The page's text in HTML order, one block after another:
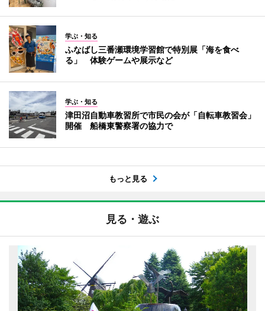
学ぶ・知る
ふなばし三番瀬環境学習館で特別展「海を食べ
る」 体験ゲームや展示など
学ぶ・知る
津田沼自動車教習所で市民の会が「自転車教習会」
開催 船橋東警察署の協力で
もっと見る
見る・遊ぶ